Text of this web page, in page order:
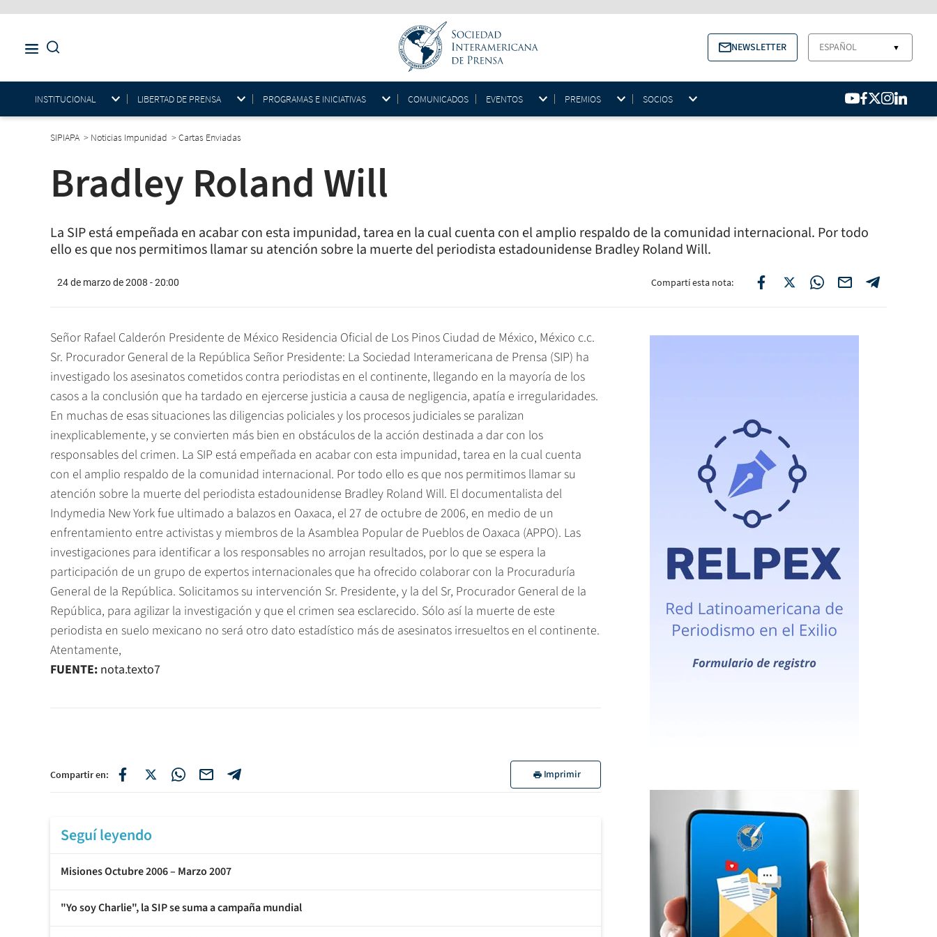
NEWSLETTER ESPAÑOL ▼
INSTITUCIONAL LIBERTAD DE PRENSA PROGRAMAS E INICIATIVAS COMUNICADOS EVENTOS PREMIOS SOCIOS
SIPIAPA > Noticias Impunidad >Cartas Enviadas
Bradley Roland Will
La SIP está empeñada en acabar con esta impunidad, tarea en la cual cuenta con el amplio respaldo de la comunidad internacional. Por todo
ello es que nos permitimos llamar su atención sobre la muerte del periodista estadounidense Bradley Roland Will.
24 de marzo de 2008 - 20:00 Compartí esta nota:
Señor Rafael Calderón Presidente de México Residencia Oficial de Los Pinos Ciudad de México, México c.c.
Sr. Procurador General de la República Señor Presidente: La Sociedad Interamericana de Prensa (SIP) ha
investigado los asesinatos cometidos contra periodistas en el continente, llegando en la mayoría de los
casos a la conclusión que ha tardado en ejercerse justicia a causa de negligencia, apatía e irregularidades.
En muchas de esas situaciones las diligencias policiales y los procesos judiciales se paralizan
inexplicablemente, y se convierten más bien en obstáculos de la acción destinada a dar con los
responsables del crimen. La SIP está empeñada en acabar con esta impunidad, tarea en la cual cuenta
con el amplio respaldo de la comunidad internacional. Por todo ello es que nos permitimos llamar su
atención sobre la muerte del periodista estadounidense Bradley Roland Will. El documentalista del
Indymedia New York fue ultimado a balazos en Oaxaca, el 27 de octubre de 2006, en medio de un
enfrentamiento entre activistas y miembros de la Asamblea Popular de Pueblos de Oaxaca (APPO). Las
investigaciones para identificar a los responsables no arrojan resultados, por lo que se espera la
participación de un grupo de expertos internacionales que ha ofrecido colaborar con la Procuraduría
General de la República. Solicitamos su intervención Sr. Presidente, y la del Sr, Procurador General de la
República, para agilizar la investigación y que el crimen sea esclarecido. Sólo así la muerte de este
periodista en suelo mexicano no será otro dato estadístico más de asesinatos irresueltos en el continente.
Atentamente,
FUENTE: nota.texto7
Compartir en: Imprimir
Seguí leyendo
Misiones Octubre 2006 – Marzo 2007
"Yo soy Charlie", la SIP se suma a campaña mundial